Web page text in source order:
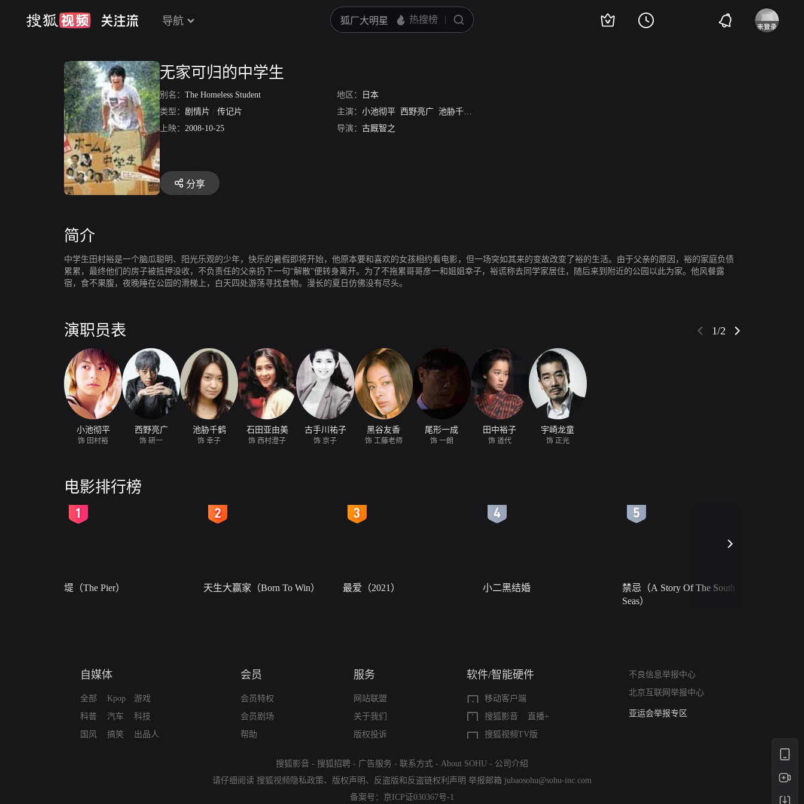
导航
无家可归的中学生
别名： The Homeless Student 地区：
日本
类型： 剧情片 / 传记片 主演： 小池彻平 西野亮广 池胁千鹤
上映： 2008-10-25 导演： 古厩智之
分享
简介
中学生田村裕是一个脑瓜聪明、阳光乐观的少年，快乐的暑假即将开始，他原本要和喜欢的女孩相约看电影，但一场突如其来的变故改变了裕的生活。由于父亲的原因，裕的家庭负债
累累，最终他们的房子被抵押没收，不负责任的父亲扔下一句“解散”便转身离开。为了不拖累哥哥彦一和姐姐幸子，裕谎称去同学家居住，随后来到附近的公园以此为家。他风餐露
宿，食不果腹，夜晚睡在公园的滑梯上，白天四处游荡寻找食物。漫长的夏日仿佛没有尽头。
演职员表 1/2
小池彻平
饰 田村裕
西野亮广
饰 研一
池胁千鹤
饰 幸子
石田亚由美
饰 西村澄子
古手川祐子
饰 京子
黑谷友香
饰 工藤老师
尾形一成
饰 一朗
田中裕子
饰 道代
宇崎龙童
饰 正光
电影排行榜
堤（The Pier） 天生大赢家（Born To Win） 最爱（2021） 小二黑结婚
禁忌（A Story Of The South
Seas）
自媒体
全部
科普
国风
Kpop
汽车
搞笑
游戏
科技
出品人
会员
会员特权
会员剧场
帮助
服务
网站联盟
关于我们
版权投诉
软件/智能硬件
移动客户端
搜狐影音
直播+
搜狐视频TV版
不良信息举报中心
北京互联网举报中心
算法推荐专项举报
亚运会举报专区
搜狐影音 - 搜狐招聘 - 广告服务 - 联系方式 - About SOHU - 公司介绍
请仔细阅读 搜狐视频隐私政策、 版权声明 、 反盗版和反盗链权利声明 举报邮箱 jubaosohu@sohu-inc.com
备案号： 京ICP证030367号-1